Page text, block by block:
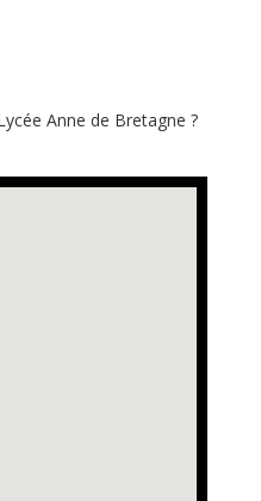
Anne de Bretagne ?